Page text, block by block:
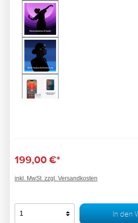
199,00 €*
inkl. MwSt. zzgl. Versandkosten
In den